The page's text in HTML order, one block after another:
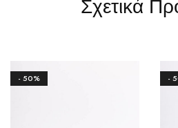
Σχετικά
- 50% -